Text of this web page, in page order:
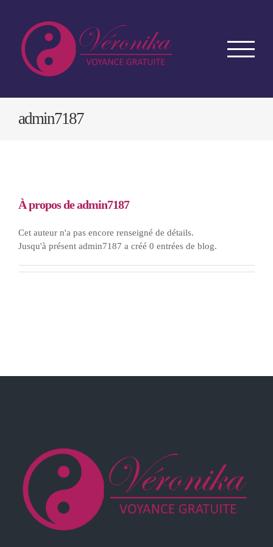
contenu
admin7187
À propos deadmin7187
Cet auteur n'a pas encore renseigné de détails.
Jusqu'à présent admin7187 a créé 0 entrées de blog.